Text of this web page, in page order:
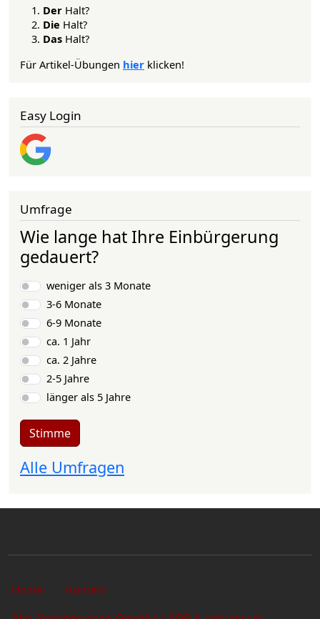
Der Halt?
Die Halt?
Das Halt?
Für Artikel-Übungen hier klicken!
Easy Login
Umfrage
Wie lange hat Ihre Einbürgerung
gedauert?
Auswahlmöglichkeiten
weniger als 3 Monate
3-6 Monate
6-9 Monate
ca. 1 Jahr
ca. 2 Jahre
2-5 Jahre
länger als 5 Jahre
Stimme
Alle Umfragen
Sekundärlinks
Home
Kontakt